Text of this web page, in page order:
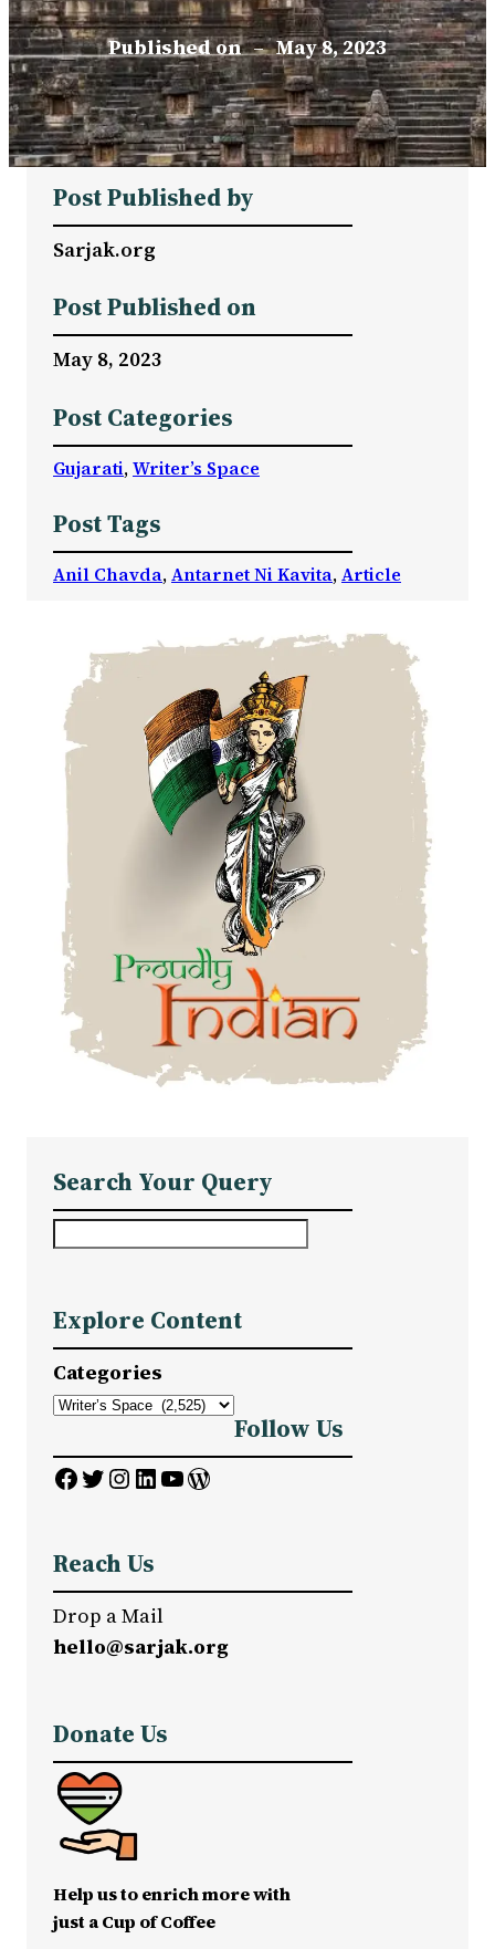
Published on – May 8, 2023
Post Published by
Sarjak.org
Post Published on
May 8, 2023
Post Categories
Gujarati, Writer’s Space
Post Tags
Anil Chavda, Antarnet Ni Kavita, Article
Search Your Query
r
c
h
Explore Content
Categories
Follow Us
Facebook Twitter InstagramLinkedIn YouTube WordPress
Reach Us
Drop a Mail
hello@sarjak.org
Donate Us
Help us to enrich more with
just a Cup of Coffee